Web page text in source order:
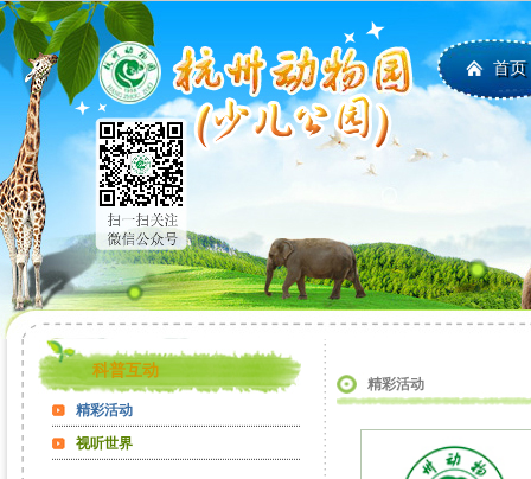
首页
科普互动
精彩活动
视听世界
精彩活动